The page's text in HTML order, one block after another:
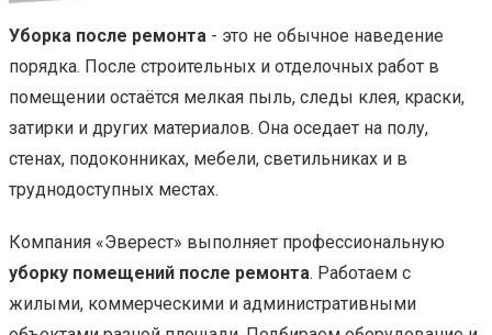
Уборка после ремонта - это не обычное наведение
порядка. После строительных и отделочных работ в
помещении остаётся мелкая пыль, следы клея, краски,
затирки и других материалов. Она оседает на полу,
стенах, подоконниках, мебели, светильниках и в
труднодоступных местах.
Компания «Эверест» выполняет профессиональную
уборку помещений после ремонта. Работаем с
жилыми, коммерческими и административными